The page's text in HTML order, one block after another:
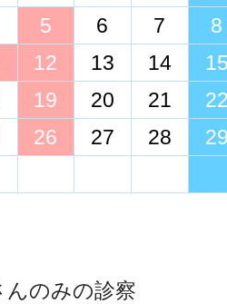
5 6 7
8
12 13 14
19 20 21
26 27 28
んのみの診察